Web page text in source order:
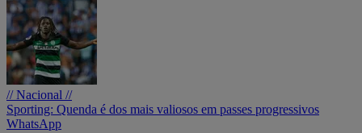
// Nacional //
Sporting: Quenda é dos mais valiosos em passes progressivos
WhatsApp